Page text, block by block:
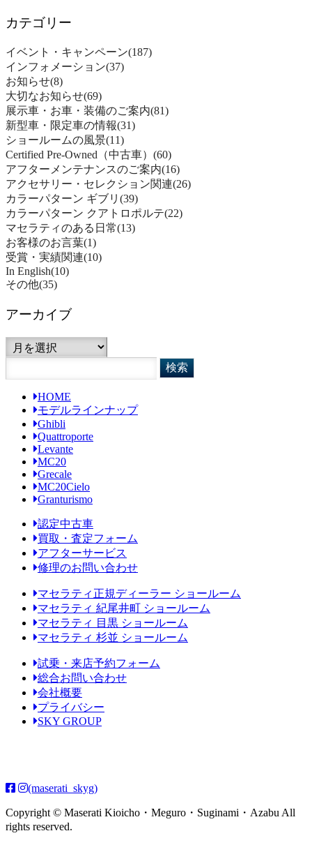
カテゴリー
イベント・キャンペーン(187)
インフォメーション(37)
お知らせ(8)
大切なお知らせ(69)
展示車・お車・装備のご案内(81)
新型車・限定車の情報(31)
ショールームの風景(11)
Certified Pre-Owned（中古車） (60)
アフターメンテナンスのご案内(16)
アクセサリー・セレクション関連(26)
カラーパターン ギブリ (39)
カラーパターン クアトロポルテ(22)
マセラティのある日常(13)
お客様のお言葉(1)
受賞・実績関連(10)
In English(10)
その他(35)
アーカイブ
ア
ー
HOME
モデルラインナップ
Ghibli
Quattroporte
Levante
MC20
Grecale
MC20Cielo
Granturismo
認定中古車
買取・査定フォーム
アフターサービス
修理のお問い合わせ
マセラティ正規ディーラー ショールーム
マセラティ 紀尾井町 ショールーム
マセラティ 目黒 ショールーム
マセラティ 杉並 ショールーム
試乗・来店予約フォーム
総合お問い合わせ
会社概要
プライバシー
SKY GROUP
(maserati_skyg)
Copyright © Maserati Kioicho・Meguro・Suginami・Azabu All
rights reserved.